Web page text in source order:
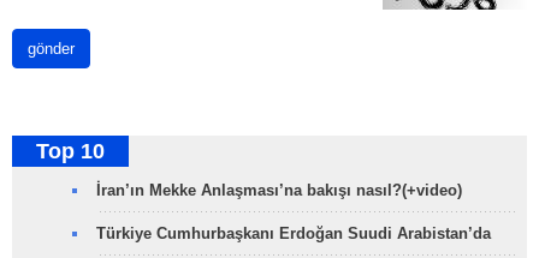
gönder
Top 10
İran’ın Mekke Anlaşması’na bakışı nasıl?(+video)
Türkiye Cumhurbaşkanı Erdoğan Suudi Arabistan’da